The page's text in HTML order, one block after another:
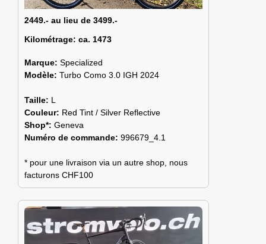
2449.- au lieu de 3499.-
Kilométrage: ca. 1473
Marque: Specialized
Modèle: Turbo Como 3.0 IGH 2024
Taille: L
Couleur: Red Tint / Silver Reflective
Shop*: Geneva
Numéro de commande: 996679_4.1
* pour une livraison via un autre shop, nous
facturons CHF100